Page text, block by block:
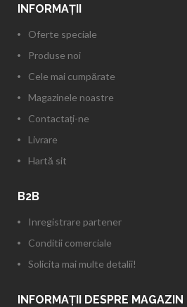
INFORMAŢII
Oferte speciale
Produse noi
Cele mai cumpărate
Magazinele noastre
Contactați-ne
Livrare
Hartă sit
B2B
Inregistrare partener
Conditii comerciale
Solicita mai multe detalii!
INFORMAȚII DESPRE MAGAZIN